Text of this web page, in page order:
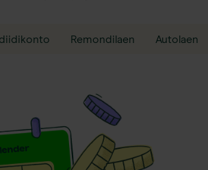
Remondilaen Autolaen